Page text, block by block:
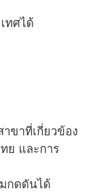
ทศได้
ขาที่เกี่ยวข้อง
ย และการ
กดดันได้